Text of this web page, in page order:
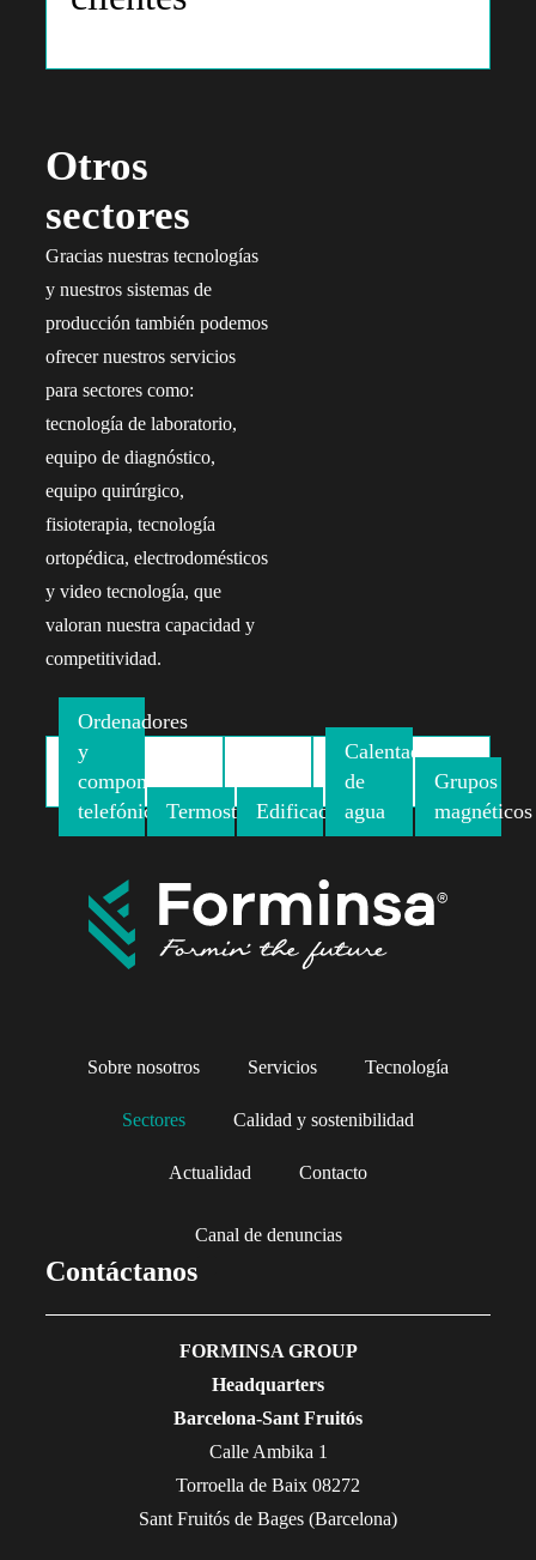
Otros
sectores
Gracias nuestras tecnologías
y nuestros sistemas de
producción también podemos
ofrecer nuestros servicios
para sectores como:
tecnología de laboratorio,
equipo de diagnóstico,
equipo quirúrgico,
fisioterapia, tecnología
ortopédica, electrodomésticos
y video tecnología, que
valoran nuestra capacidad y
competitividad.
Ordenadores
y
componentes
telefónicosTermostatosEdificación
Calentadores
de
agua
Grupos
magnéticos
Sobre nosotros Servicios Tecnología
Sectores Calidad y sostenibilidad
Actualidad Contacto
Canal de denuncias
Contáctanos
FORMINSA GROUP
Headquarters
Barcelona-Sant Fruitós
Calle Ambika 1
Torroella de Baix 08272
Sant Fruitós de Bages (Barcelona)